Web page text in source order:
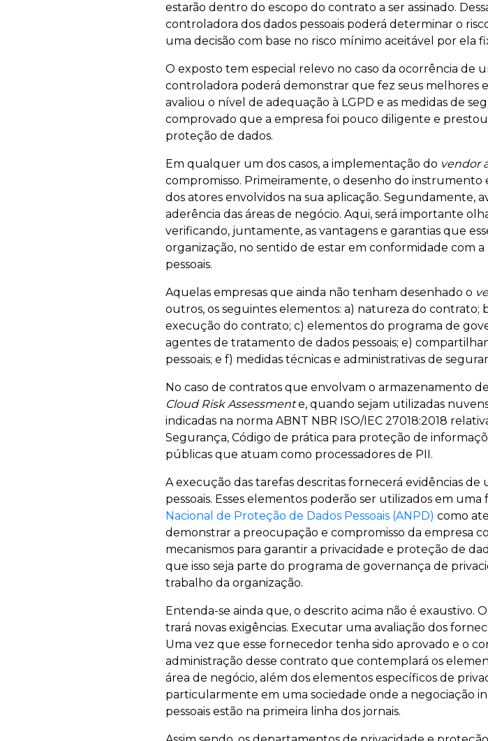
estarão dentro do escopo do contrato a ser assinado.
controladora dos dados pessoais poderá determinar o
uma decisão com base no risco mínimo aceitável por ela
O exposto tem especial relevo no caso da ocorrência de
controladora poderá demonstrar que fez seus melhores
avaliou o nível de adequação à LGPD e as medidas de
comprovado que a empresa foi pouco diligente e
proteção de dados.
Em qualquer um dos casos, a implementação do vendor
compromisso. Primeiramente, o desenho do
dos atores envolvidos na sua aplicação. Segundamente,
aderência das áreas de negócio. Aqui, será importante
verificando, juntamente, as vantagens e garantias que
organização, no sentido de estar em conformidade com
pessoais.
Aquelas empresas que ainda não tenham desenhado o
outros, os seguintes elementos: a) natureza do contrato;
execução do contrato; c) elementos do programa de
agentes de tratamento de dados pessoais; e)
pessoais; e f) medidas técnicas e administrativas de
No caso de contratos que envolvam o armazenamento
Cloud Risk Assessmente, quando sejam utilizadas
indicadas na norma ABNT NBR ISO/IEC 27018:2018
Segurança, Código de prática para proteção de
públicas que atuam como processadores de PII.
A execução das tarefas descritas fornecerá evidências
pessoais. Esses elementos poderão ser utilizados em
Nacional de Proteção de Dados Pessoais (ANPD) como
demonstrar a preocupação e compromisso da empresa
mecanismos para garantir a privacidade e proteção de
que isso seja parte do programa de governança de
trabalho da organização.
Entenda-se ainda que, o descrito acima não é
trará novas exigências. Executar uma avaliação dos
Uma vez que esse fornecedor tenha sido aprovado e o
administração desse contrato que contemplará os
área de negócio, além dos elementos específicos de
particularmente em uma sociedade onde a negociação
pessoais estão na primeira linha dos jornais.